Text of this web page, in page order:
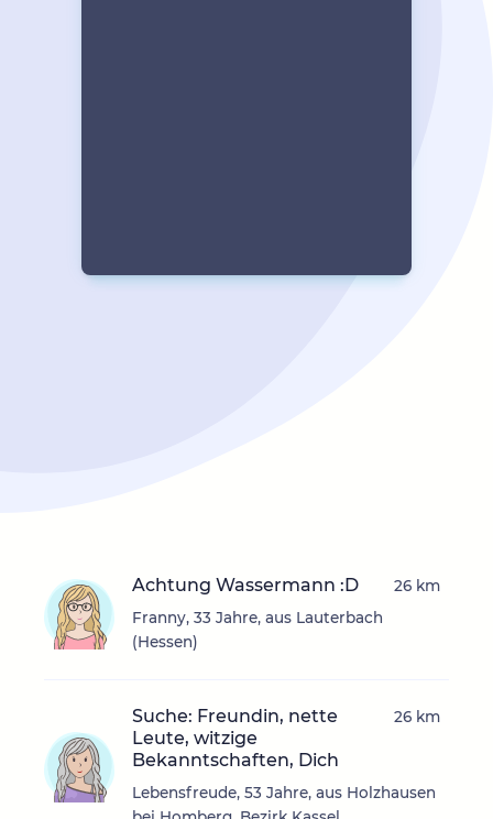
Achtung Wassermann :D
Franny, 33 Jahre, aus Lauterbach
(Hessen)
26 km
Suche: Freundin, nette
Leute, witzige
Bekanntschaften, Dich
Lebensfreude, 53 Jahre, aus Holzhausen
26 km